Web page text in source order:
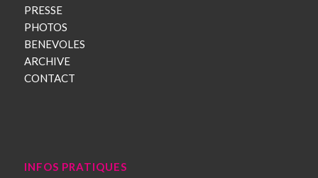
PRESSE
PHOTOS
BENEVOLES
ARCHIVE
CONTACT
INFOS PRATIQUES